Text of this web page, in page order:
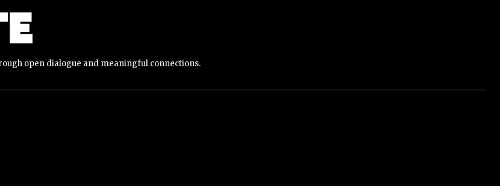
open dialogue and meaningful connections.